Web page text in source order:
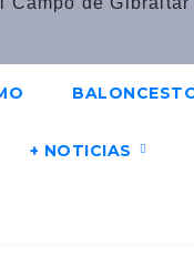
+ NOTICIAS